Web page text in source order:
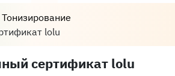
Тонизирование
lolu
сертификат lolu